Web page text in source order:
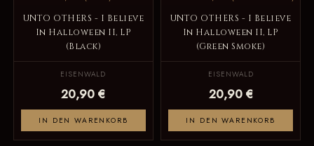
UNTO OTHERS - I Believe
In Halloween II, LP
(Black)
EISENWALD
20,90 €
IN DEN WARENKORB
UNTO OTHERS - I Believe
In Halloween II, LP
(Green Smoke)
EISENWALD
20,90 €
IN DEN WARENKORB